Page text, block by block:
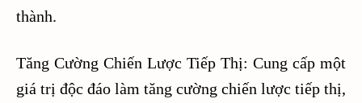
thành.
Tăng Cường Chiến Lược Tiếp Thị: Cung cấp một
giá trị độc đáo làm tăng cường chiến lược tiếp thị,